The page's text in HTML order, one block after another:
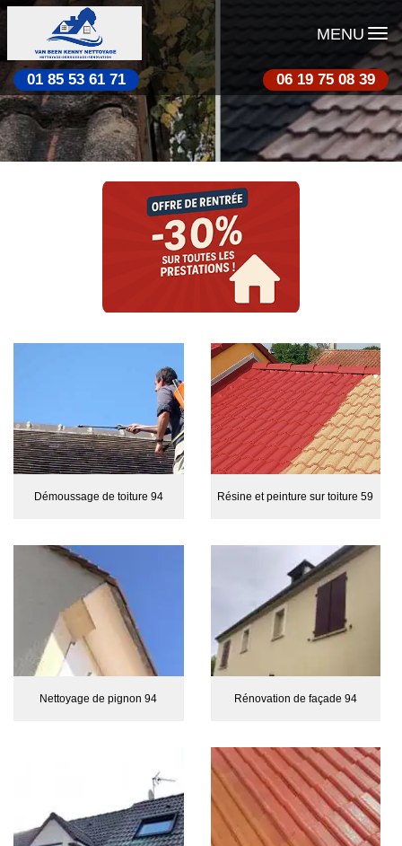
MENU
01 85 53 61 71 06 19 75 08 39
Démoussage de toiture 94 Résine et peinture sur toiture 59
Nettoyage de pignon 94 Rénovation de façade 94